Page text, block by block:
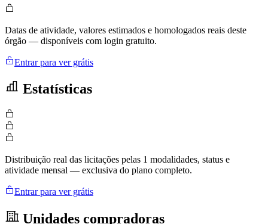
Datas de atividade, valores estimados e homologados reais deste
órgão — disponíveis com login gratuito.
Entrar para ver grátis
Estatísticas
Distribuição real das licitações pelas 1 modalidades, status e
atividade mensal — exclusiva do plano completo.
Entrar para ver grátis
Unidades compradoras